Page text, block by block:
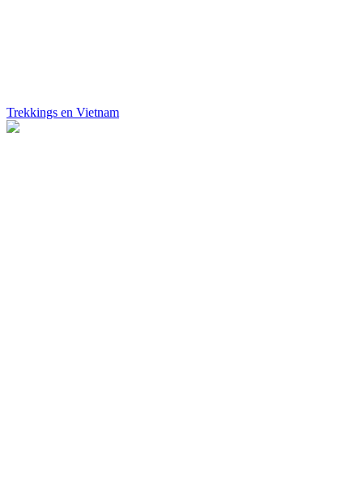
Trekkings en Vietnam